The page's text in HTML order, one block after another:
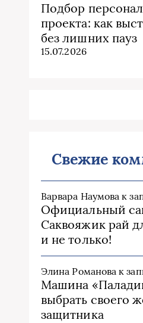
Подбор
проекта: как
без лишних пауз
15.07.2026
Свежие
Варвара Наумова к
Официальный
Саквояжик рай
и не только!
Элина Романова к
Машина
выбрать своего
защитника